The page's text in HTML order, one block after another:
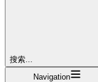
搜索...
Navigation